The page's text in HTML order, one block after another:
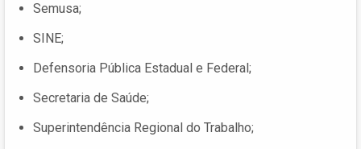
Semusa;
SINE;
Defensoria Pública Estadual e Federal;
Secretaria de Saúde;
Superintendência Regional do Trabalho;